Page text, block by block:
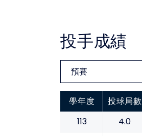
投手成績
學年度 投球局數
113 4.0